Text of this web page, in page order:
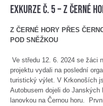
Exkurze č. 5 – Z Černé
Z ČERNÉ HORY PŘES
POD SNĚŽKOU
Ve středu 12. 6. 2024 se žáci
projektu vydali na poslední
turistický výlet. V Krkonoších
Autobusem dojeli do
lanovkou na Černou horu.